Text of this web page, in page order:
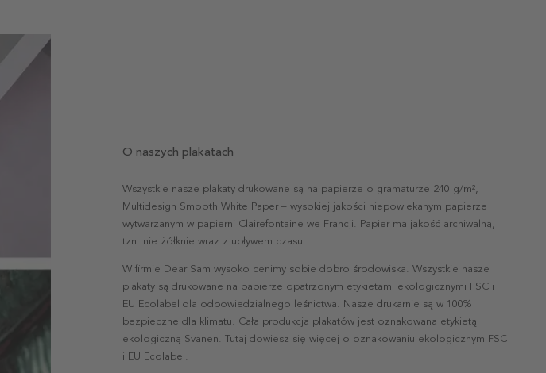
O naszych plakatach
Wszystkie nasze plakaty drukowane są na papierze o gramaturze 240 g/m²,
Multidesign Smooth White Paper – wysokiej jakości niepowlekanym papierze
wytwarzanym w papierni Clairefontaine we Francji. Papier ma jakość archiwalną,
tzn. nie żółknie wraz z upływem czasu.
W firmie Dear Sam wysoko cenimy sobie dobro środowiska. Wszystkie nasze
plakaty są drukowane na papierze opatrzonym etykietami ekologicznymi FSC i
EU Ecolabel dla odpowiedzialnego leśnictwa. Nasze drukarnie są w 100%
bezpieczne dla klimatu. Cała produkcja plakatów jest oznakowana etykietą
ekologiczną Svanen. Tutaj dowiesz się więcej o oznakowaniu ekologicznym FSC
i EU Ecolabel.